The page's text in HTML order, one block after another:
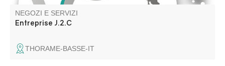
NEGOZI E SERVIZI
Entreprise J.2.C
THORAME-BASSE-IT